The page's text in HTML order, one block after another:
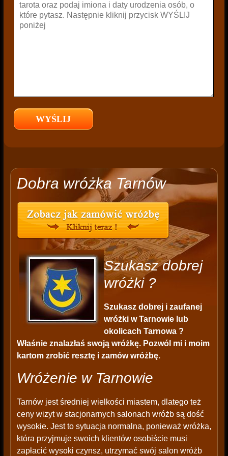
Dobra wróżka Tarnów
Szukasz dobrej
wróżki ?
Szukasz dobrej i zaufanej
wróżki w Tarnowie lub
okolicach Tarnowa ?
Właśnie znalazłaś swoją wróżkę. Pozwól mi i moim
kartom zrobić resztę i zamów wróżbę.
Wróżenie w Tarnowie
Tarnów jest średniej wielkości miastem, dlatego też
ceny wizyt w stacjonarnych salonach wróżb są dość
wysokie. Jest to sytuacja normalna, ponieważ wróżka,
która przyjmuje swoich klientów osobiście musi
zapłacić wysoki czynsz, utrzymać swój salon wróżb